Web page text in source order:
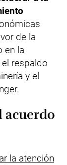
de la
en la
respaldo
y el
acuerdo
la atención